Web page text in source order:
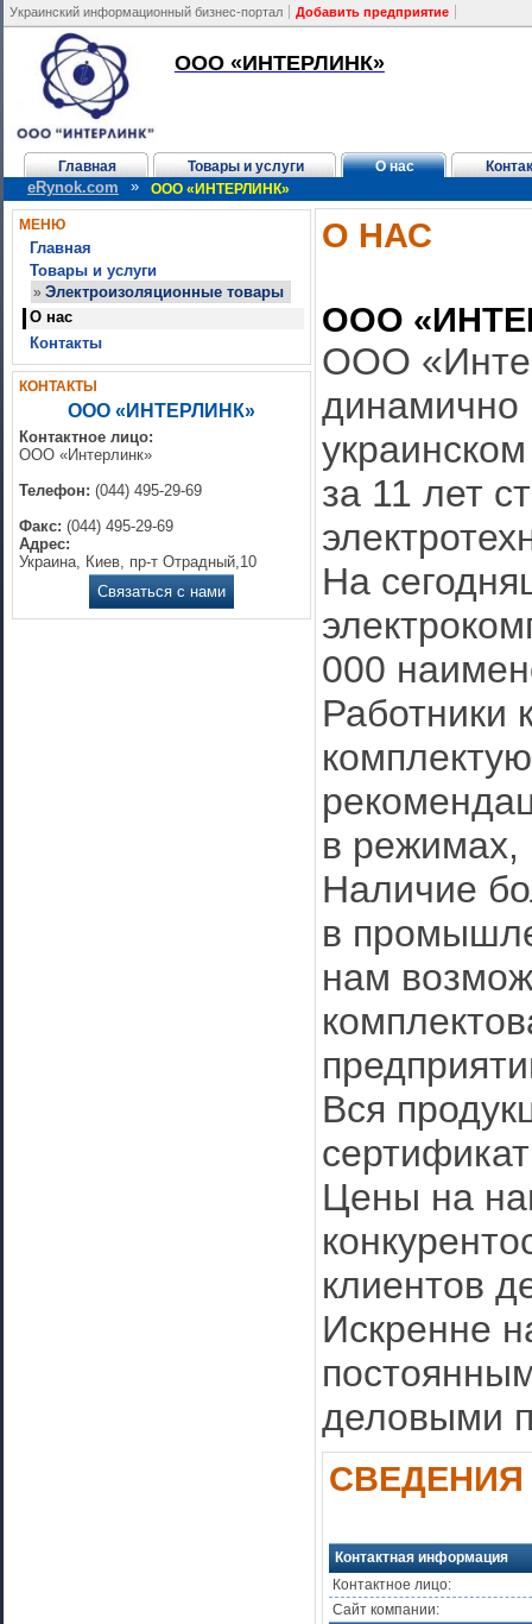
Украинский информационный бизнес-портал Добавить предприятие
ООО «ИНТЕРЛИНК»
Главная Товары и услуги О нас
eRynok.com » ООО «ИНТЕРЛИНК»
МЕНЮ
Главная
Товары и услуги
» Электроизоляционные товары
О нас
Контакты
КОНТАКТЫ
ООО «ИНТЕРЛИНК»
Контактное лицо:
ООО «Интерлинк»
Телефон: (044) 495-29-69
Факс: (044) 495-29-69
Адрес:
Украина, Киев, пр-т Отрадный,10
Связаться с нами
О НАС
ООО
ООО
динамично
за 11 лет
На
000
Работники
в режимах,
Наличие
в
нам
Вся
Цены на
клиентов
Искренне
деловыми
Контактная информация
Контактное лицо:
Сайт компании: